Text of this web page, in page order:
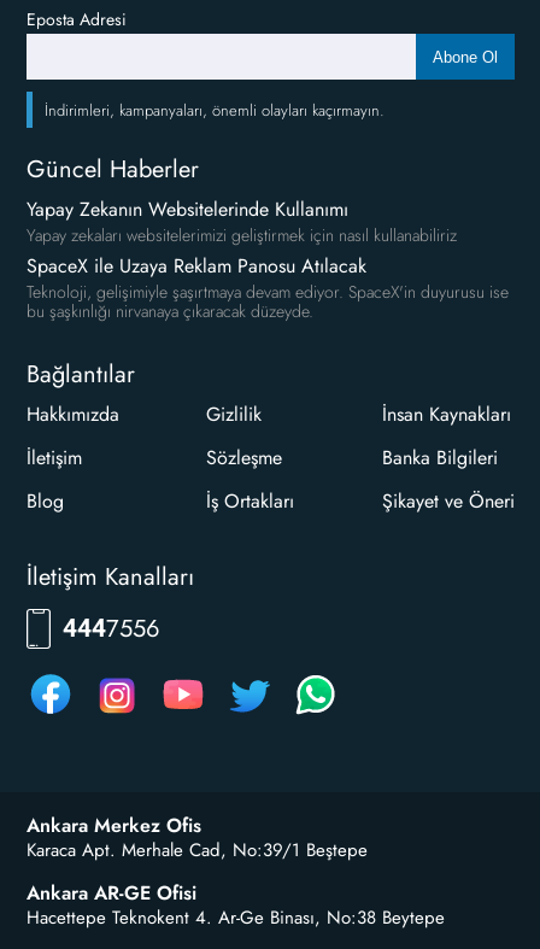
Eposta Adresi
Abone Ol
İndirimleri, kampanyaları, önemli olayları kaçırmayın.
Güncel Haberler
Yapay Zekanın Websitelerinde Kullanımı
Yapay zekaları websitelerimizi geliştirmek için nasıl kullanabiliriz
SpaceX ile Uzaya Reklam Panosu Atılacak
Teknoloji, gelişimiyle şaşırtmaya devam ediyor. SpaceX'in duyurusu ise
bu şaşkınlığı nirvanaya çıkaracak düzeyde.
Bağlantılar
Hakkımızda
İletişim
Blog
Gizlilik
Sözleşme
İş Ortakları
İnsan Kaynakları
Banka Bilgileri
Şikayet ve Öneri
İletişim Kanalları
4447556
Ankara Merkez Ofis
Karaca Apt. Merhale Cad, No:39/1 Beştepe
Ankara AR-GE Ofisi
Hacettepe Teknokent 4. Ar-Ge Binası, No:38 Beytepe